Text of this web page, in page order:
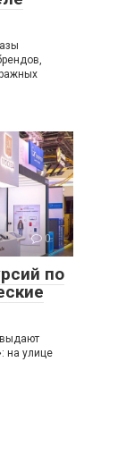
0
по
выдают
на улице